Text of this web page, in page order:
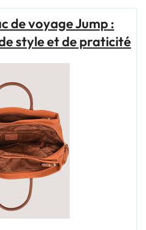
Cabine
Guess"
de voyage Jump :
style et de praticité